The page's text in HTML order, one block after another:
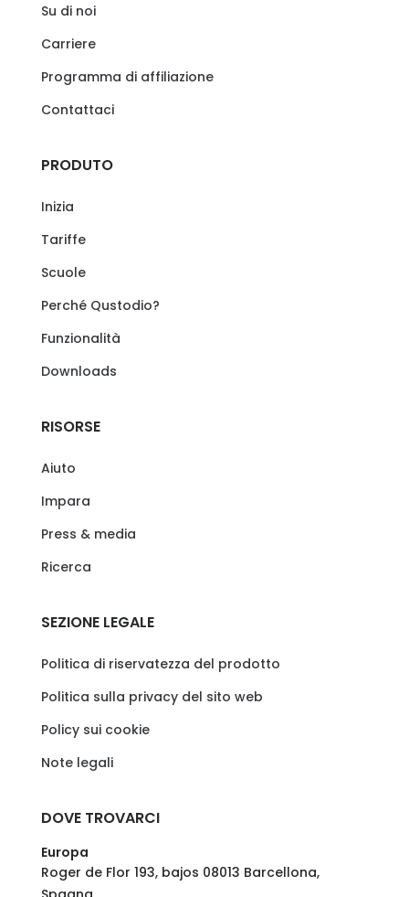
Su di noi
Carriere
Programma di affiliazione
Contattaci
PRODUTO
Inizia
Tariffe
Scuole
Perché Qustodio?
Funzionalità
Downloads
RISORSE
Aiuto
Impara
Press & media
Ricerca
SEZIONE LEGALE
Politica di riservatezza del prodotto
Politica sulla privacy del sito web
Policy sui cookie
Note legali
DOVE TROVARCI
Europa
Roger de Flor 193, bajos 08013 Barcellona,